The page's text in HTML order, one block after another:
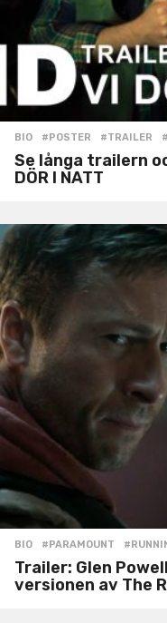
BIO #POSTER ,#TRAILER ,
Se långa trailern
DÖR I NATT
BIO #PARAMOUNT ,
Trailer: Glen
versionen av The